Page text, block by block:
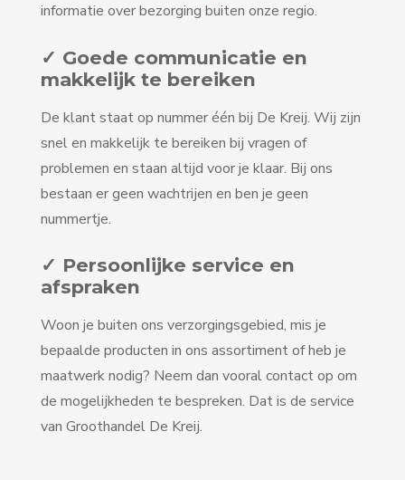
informatie over bezorging buiten onze regio.
✓ Goede communicatie en
makkelijk te bereiken
De klant staat op nummer één bij De Kreij. Wij zijn
snel en makkelijk te bereiken bij vragen of
problemen en staan altijd voor je klaar. Bij ons
bestaan er geen wachtrijen en ben je geen
nummertje.
✓ Persoonlijke service en
afspraken
Woon je buiten ons verzorgingsgebied, mis je
bepaalde producten in ons assortiment of heb je
maatwerk nodig? Neem dan vooral contact op om
de mogelijkheden te bespreken. Dat is de service
van Groothandel De Kreij.